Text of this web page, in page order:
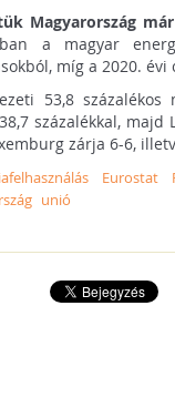
Magyarország
a magyar
míg a 2020. évi
53,8
százalékkal, majd
zárja 6-6,
Eurostat
unió